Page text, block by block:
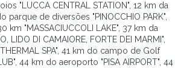
"LUCCA CENTRAL STATION", 12 km da
parque de diversões "PINOCCHIO PARK",
km "MASSACIUCCOLI LAKE", 37 km da
LIDO DI CAMAIORE, FORTE DEI MARMI",
SPA", 41 km do campo de Golf
44 km do aeroporto "PISA AIRPORT", 44